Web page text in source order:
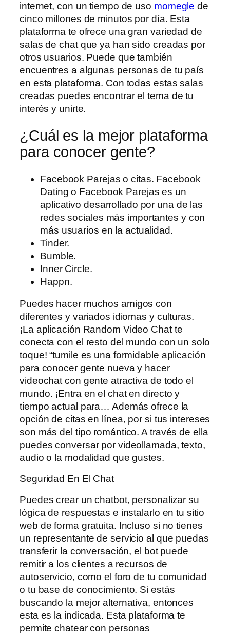
internet, con un tiempo de uso momegle de
cinco millones de minutos por día. Esta
plataforma te ofrece una gran variedad de
salas de chat que ya han sido creadas por
otros usuarios. Puede que también
encuentres a algunas personas de tu país
en esta plataforma. Con todas estas salas
creadas puedes encontrar el tema de tu
interés y unirte.
¿Cuál es la mejor plataforma
para conocer gente?
Facebook Parejas o citas. Facebook
Dating o Facebook Parejas es un
aplicativo desarrollado por una de las
redes sociales más importantes y con
más usuarios en la actualidad.
Tinder.
Bumble.
Inner Circle.
Happn.
Puedes hacer muchos amigos con
diferentes y variados idiomas y culturas.
¡La aplicación Random Video Chat te
conecta con el resto del mundo con un solo
toque! “tumile es una formidable aplicación
para conocer gente nueva y hacer
videochat con gente atractiva de todo el
mundo. ¡Entra en el chat en directo y
tiempo actual para… Además ofrece la
opción de citas en línea, por si tus intereses
son más del tipo romántico. A través de ella
puedes conversar por videollamada, texto,
audio o la modalidad que gustes.
Seguridad En El Chat
Puedes crear un chatbot, personalizar su
lógica de respuestas e instalarlo en tu sitio
web de forma gratuita. Incluso si no tienes
un representante de servicio al que puedas
transferir la conversación, el bot puede
remitir a los clientes a recursos de
autoservicio, como el foro de tu comunidad
o tu base de conocimiento. Si estás
buscando la mejor alternativa, entonces
esta es la indicada. Esta plataforma te
permite chatear con personas